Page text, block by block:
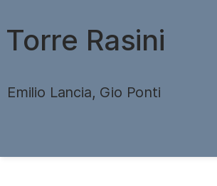
Torre Rasini
Emilio Lancia, Gio Ponti